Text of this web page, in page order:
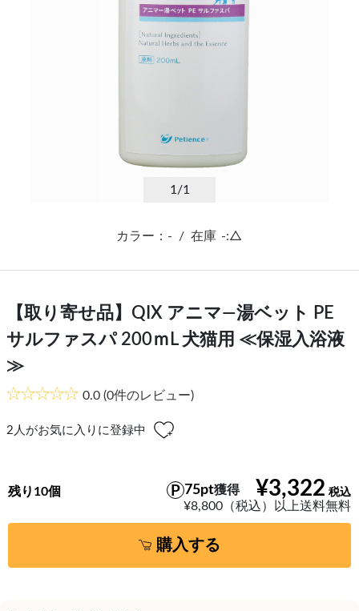
1 /1
カラー：- / 在庫 -:△
【取り寄せ品】QIX アニマ―湯ベット PE
サルファスパ 200ｍL 犬猫用 ≪保湿入浴液
≫
0.0 (0件のレビュー)
2 人がお気に入りに登録中
¥3,322
75pt獲得
¥8,800（税込）以上送料無料
残り10個
購入する